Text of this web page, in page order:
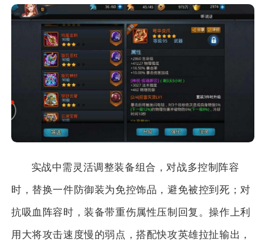
实战中需灵活调整装备组合，对战多控制阵容
时，替换一件防御装为免控饰品，避免被控到死；对
抗吸血阵容时，装备带重伤属性压制回复。操作上利
用大将攻击速度慢的弱点，搭配快攻英雄拉扯输出，